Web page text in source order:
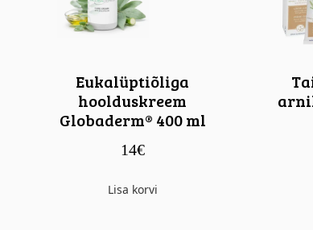
Eukalüptiõliga
hoolduskreem
Globaderm® 400 ml
€
14
Lisa korvi